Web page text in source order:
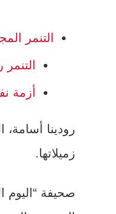
التنمر
أزمة
زميلاتها.
صحيفة “اليوم